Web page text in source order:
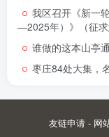
我区召开《新一
—2025年）》（征
谁做的这本山亭
枣庄84处大集，
友链申请 - 网